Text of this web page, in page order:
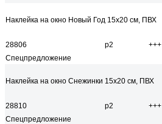
Наклейка на окно Новый Год 15x20 см, ПВХ
28806 р2 +++
Спецпредложение
Наклейка на окно Снежинки 15x20 см, ПВХ
28810 р2 +++
Спецпредложение